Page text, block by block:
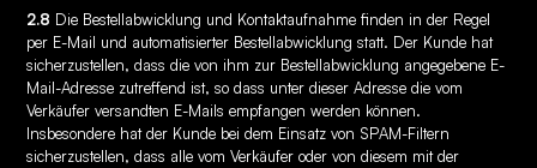
2.8 Die Bestellabwicklung und Kontaktaufnahme finden in der Regel
per E-Mail und automatisierter Bestellabwicklung statt. Der Kunde hat
sicherzustellen, dass die von ihm zur Bestellabwicklung angegebene E-
Mail-Adresse zutreffend ist, so dass unter dieser Adresse die vom
Verkäufer versandten E-Mails empfangen werden können.
Insbesondere hat der Kunde bei dem Einsatz von SPAM-Filtern
sicherzustellen, dass alle vom Verkäufer oder von diesem mit der